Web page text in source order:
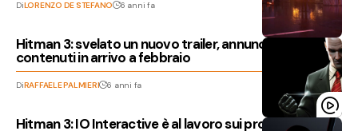
DiLORENZO DE STEFANO 6 anni fa
Hitman 3: svelato un nuovo trailer, annunciati i
contenuti in arrivo a febbraio
DiRAFFAELE PALMIERI 6 anni fa
Hitman 3: IO Interactive è al lavoro sui prossimi DLC